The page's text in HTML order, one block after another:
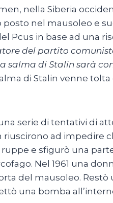
nella Siberia
nel mausoleo e
Pcus in base ad una
del partito
salma di Stalin sarà
di Stalin venne
serie di tentativi di
ad impedire
e sfigurò una
Nel 1961 una
del mausoleo.
una bomba